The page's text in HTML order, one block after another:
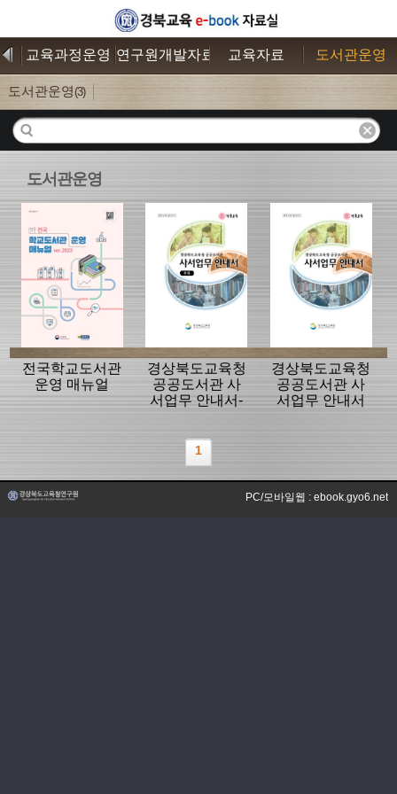
교육과정운영 연구원개발자료 교육자료 도서관운영
도서관운영 (3)
도서관운영
전국학교도서관
운영 매뉴얼
경상북도교육청
공공도서관 사
서업무 안내서-
경상북도교육청
공공도서관 사
서업무 안내서
1
PC/모바일웹 : ebook.gyo6.net